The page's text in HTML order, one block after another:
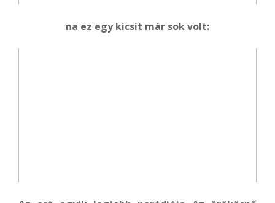
na ez egy kicsit már sok volt: